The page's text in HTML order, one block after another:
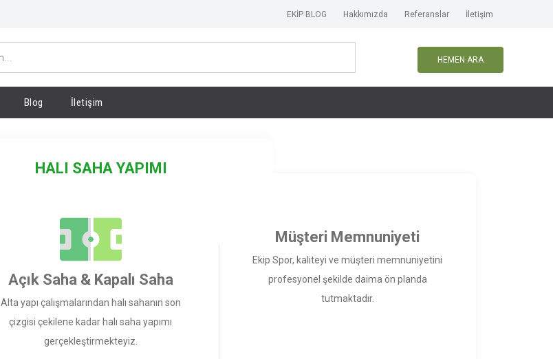
EKİP BLOG Hakkımızda Referanslar İletişim
HEMEN ARA
Blog İletişim
HALI SAHA YAPIMI
Açık Saha & Kapalı Saha
Alta yapı çalışmalarından halı sahanın son
çizgisi çekilene kadar halı saha yapımı
gerçekleştirmekteyiz.
Müşteri Memnuniyeti
Ekip Spor, kaliteyi ve müşteri memnuniyetini
profesyonel şekilde daima ön planda
tutmaktadır.